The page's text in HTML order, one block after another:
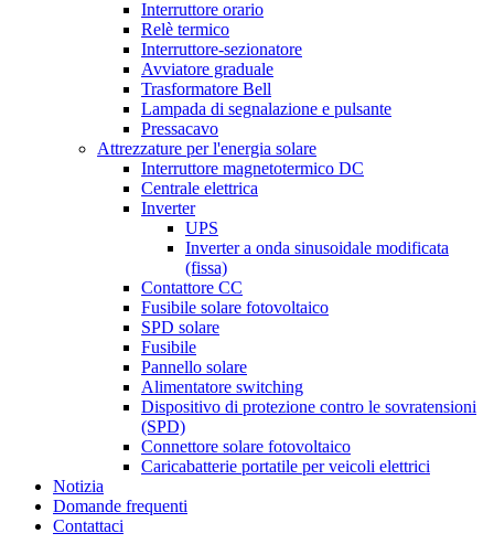
Interruttore orario
Relè termico
Interruttore-sezionatore
Avviatore graduale
Trasformatore Bell
Lampada di segnalazione e pulsante
Pressacavo
Attrezzature per l'energia solare
Interruttore magnetotermico DC
Centrale elettrica
Inverter
UPS
Inverter a onda sinusoidale modificata
(fissa)
Contattore CC
Fusibile solare fotovoltaico
SPD solare
Fusibile
Pannello solare
Alimentatore switching
Dispositivo di protezione contro le sovratensioni
(SPD)
Connettore solare fotovoltaico
Caricabatterie portatile per veicoli elettrici
Notizia
Domande frequenti
Contattaci